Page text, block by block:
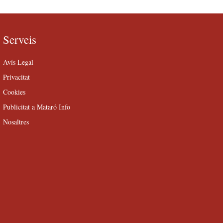
Serveis
Avís Legal
Privacitat
Cookies
Publicitat a Mataró Info
Nosaltres